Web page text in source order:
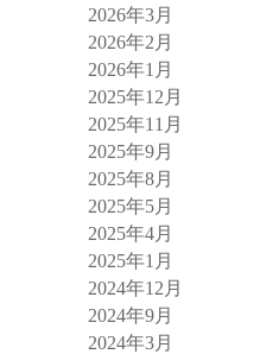
2026年3月
2026年2月
2026年1月
2025年12月
2025年11月
2025年9月
2025年8月
2025年5月
2025年4月
2025年1月
2024年12月
2024年9月
2024年3月